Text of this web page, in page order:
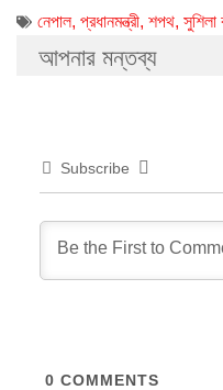
নেপাল, প্রধানমন্ত্রী, শপথ, সুশিলা
আপনার মন্তব্য
Subscribe
0 COMMENTS